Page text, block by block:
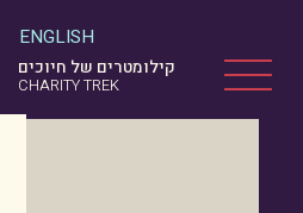
ENGLISH
קילומטרים של חיוכים
CHARITY TREK Menu